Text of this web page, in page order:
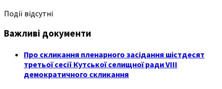
Події відсутні
Важливі документи
Про скликання пленарного засідання шістдесят
третьої сесії Кутської селищної ради VIII
демократичного скликання